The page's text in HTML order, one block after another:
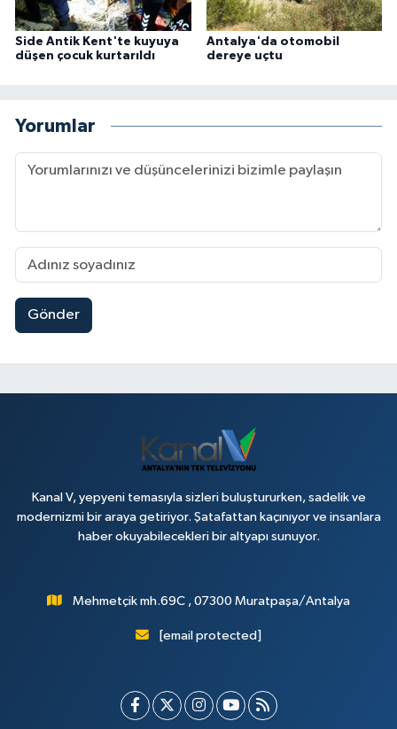
Side Antik Kent'te kuyuya
düşen çocuk kurtarıldı
Antalya'da otomobil
dereye uçtu
Yorumlar
Gönder
Kanal V, yepyeni temasıyla sizleri buluştururken, sadelik ve
modernizmi bir araya getiriyor. Şatafattan kaçınıyor ve insanlara
haber okuyabilecekleri bir altyapı sunuyor.
Mehmetçik mh.69C , 07300 Muratpaşa/Antalya
[email protected]